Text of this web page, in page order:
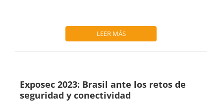
LEER MÁS
Exposec 2023: Brasil ante los retos de
seguridad y conectividad